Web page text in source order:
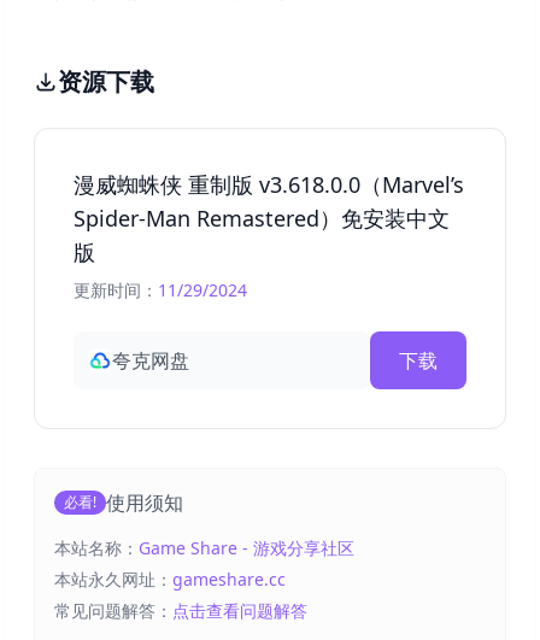
资源下载
漫威蜘蛛侠 重制版 v3.618.0.0（Marvel’s
Spider-Man Remastered）免安装中文
版
更新时间： 11/29/2024
夸克网盘 下载
必看! 使用须知
本站名称： Game Share - 游戏分享社区
本站永久网址： gameshare.cc
常见问题解答： 点击查看问题解答